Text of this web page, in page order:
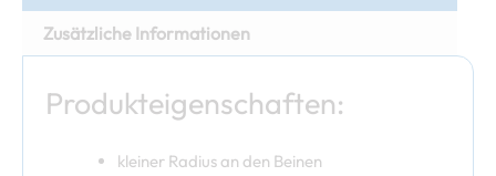
Zusätzliche Informationen
Produkteigenschaften:
kleiner Radius an den Beinen